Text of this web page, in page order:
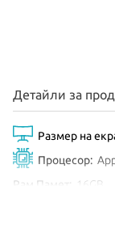
Детайли за
Размер на
Процесор:
Рам Памет:
16GB